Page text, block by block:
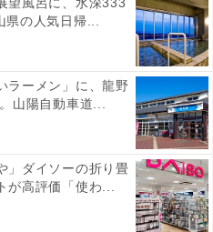
望風呂に、水深333
県の人気日帰...
ラーメン」に、龍野
山陽自動車道...
」ダイソーの折り畳
が高評価「使わ...